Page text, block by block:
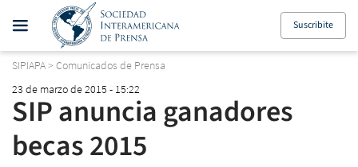
Suscribite
SIPIAPA> Comunicados de Prensa
23 de marzo de 2015 - 15:22
SIP anuncia ganadores
becas 2015